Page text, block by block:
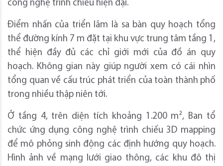
công nghệ trình chiếu hiện đại.
Điểm nhấn của triển lãm là sa bàn quy hoạch tổng
thể đường kính 7 m đặt tại khu vực trung tâm tầng 1,
thể hiện đầy đủ các chỉ giới mới của đồ án quy
hoạch. Không gian này giúp người xem có cái nhìn
tổng quan về cấu trúc phát triển của toàn thành phố
trong nhiều thập niên tới.
Ở tầng 4, trên diện tích khoảng 1.200 m², Ban tổ
chức ứng dụng công nghệ trình chiếu 3D mapping
để mô phỏng sinh động các định hướng quy hoạch.
Hình ảnh về mạng lưới giao thông, các khu đô thị